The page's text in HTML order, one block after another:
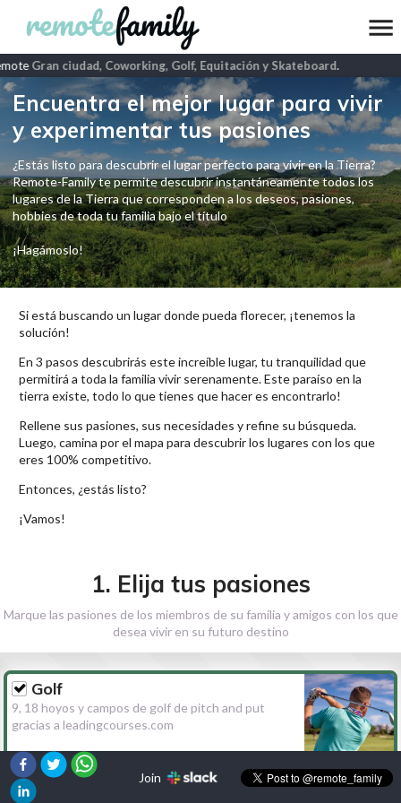
Gran ciudad, Coworking, Golf, Equitación y Skateboard.
Encuentra el mejor lugar para vivir
y experimentar tus pasiones
¿Estás listo para descubrir el lugar perfecto para vivir en la Tierra?
Remote-Family te permite descubrir instantáneamente todos los
lugares de la Tierra que corresponden a los deseos, pasiones,
hobbies de toda tu familia bajo el título
¡Hagámoslo!
Si está buscando un lugar donde pueda florecer, ¡tenemos la
solución!
En 3 pasos descubrirás este increíble lugar, tu tranquilidad que
permitirá a toda la familia vivir serenamente. Este paraíso en la
tierra existe, todo lo que tienes que hacer es encontrarlo!
Rellene sus pasiones, sus necesidades y refine su búsqueda.
Luego, camina por el mapa para descubrir los lugares con los que
eres 100% competitivo.
Entonces, ¿estás listo?
¡Vamos!
1. Elija tus pasiones
Marque las pasiones de los miembros de su familia y amigos con los que
desea vivir en su futuro destino
Golf
9, 18 hoyos y campos de golf de pitch and put
gracias a leadingcourses.com
Senderismo
Join